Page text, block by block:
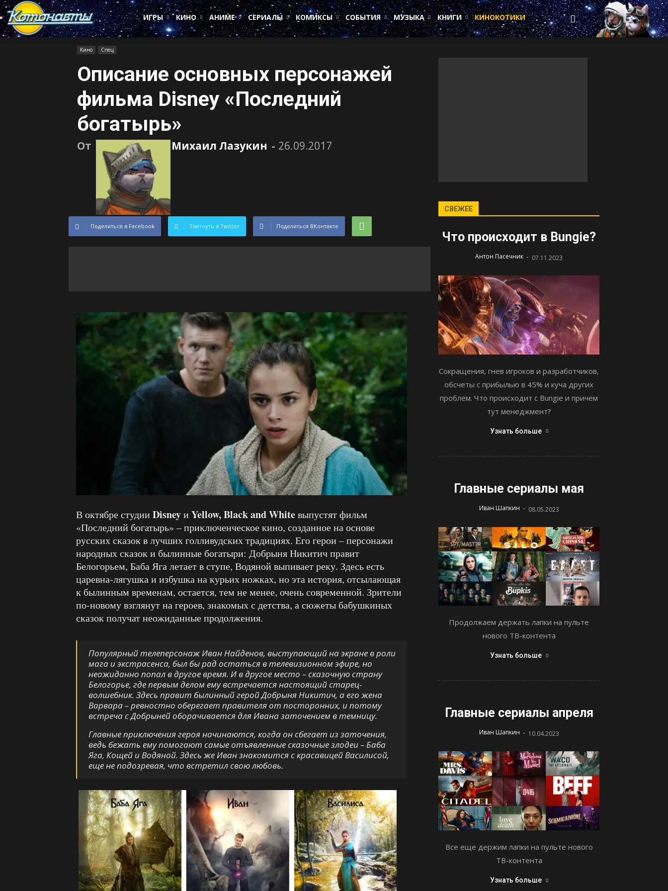
Котонавты
ИГРЫ
КИНО АНИМЕ СЕРИАЛЫ КОМИКСЫ СОБЫТИЯ МУЗЫКА КНИГИ КИНОКОТИКИ
Кино Спец
Описание основных персонажей
фильма Disney «Последний
богатырь»
От Михаил Лазукин - 26.09.2017
Поделиться в Facebook Твитнуть в Twitter Поделиться ВКонтакте
В октябре студии Disneyи Yellow, Black and Whiteвыпустят фильм
«Последний богатырь» – приключенческое кино, созданное на основе
русских сказок в лучших голливудских традициях. Его герои – персонажи
народных сказок и былинные богатыри: Добрыня Никитич правит
Белогорьем, Баба Яга летает в ступе, Водяной выпивает реку. Здесь есть
царевна-лягушка и избушка на курьих ножках, но эта история, отсылающая
к былинным временам, остается, тем не менее, очень современной. Зрители
по-новому взглянут на героев, знакомых с детства, а сюжеты бабушкиных
сказок получат неожиданные продолжения.
Популярный телеперсонаж Иван Найденов, выступающий на экране в роли
мага и экстрасенса, был бы рад остаться в телевизионном эфире, но
неожиданно попал в другое время. И в другое место – сказочную страну
Белогорье, где первым делом ему встречается настоящий старец-
волшебник. Здесь правит былинный герой Добрыня Никитич, а его жена
Варвара – ревностно оберегает правителя от посторонних, и потому
встреча с Добрыней оборачивается для Ивана заточением в темницу.
Главные приключения героя начинаются, когда он сбегает из заточения,
ведь бежать ему помогают самые отъявленные сказочные злодеи – Баба
Яга, Кощей и Водяной. Здесь же Иван знакомится с красавицей Василисой,
еще не подозревая, что встретил свою любовь.
СВЕЖЕЕ
Что происходит в Bungie?
Антон Пасечник - 07.11.2023
Сокращения, гнев игроков и разработчиков,
обсчеты с прибылью в 45% и куча других
проблем. Что происходит с Bungie и причем
тут менеджмент?
Узнать больше
Главные сериалы мая
Иван Шапкин - 08.05.2023
Продолжаем держать лапки на пульте
нового ТВ-контента
Узнать больше
Главные сериалы апреля
Иван Шапкин - 10.04.2023
Все еще держим лапки на пульте нового
ТВ-контента
Узнать больше